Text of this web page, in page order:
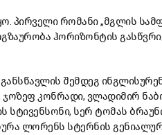
პირველი რომანი „მგლის
ჰორიზონტის
შემდეგ
ჯოზეფ კონრადი, ვლადიმირ
სტივენსონი, სერ ტომას
ლორენს სტერნის